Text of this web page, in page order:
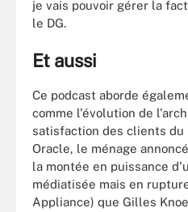
je vais pouvoir gérer la
le DG.
Et aussi
Ce podcast aborde
comme l'évolution de
satisfaction des clients du
Oracle, le ménage
la montée en puissance
médiatisée mais en
Appliance) que Gilles